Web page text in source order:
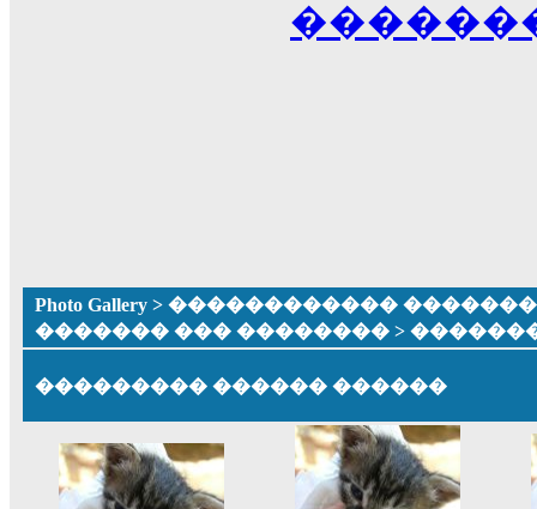
Photo Gallery > ������������ ��������
������� ��� �������� >
��������� ������ ������